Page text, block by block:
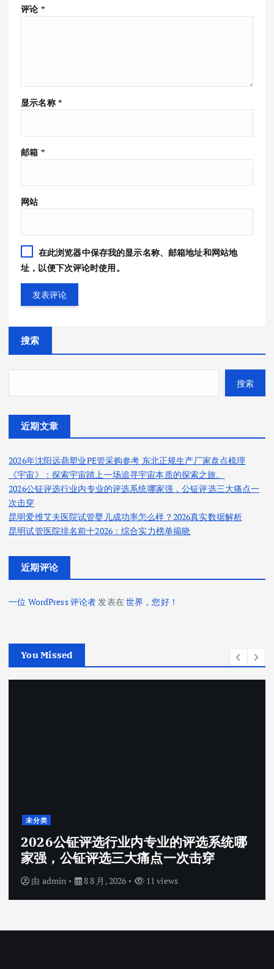
评论 *
显示名称 *
邮箱 *
网站
在此浏览器中保存我的显示名称、邮箱地址和网站地
址，以便下次评论时使用。
搜索
搜索
近期文章
2026年沈阳远鼎塑业PE管采购参考 东北正规生产厂家盘点梳理
《宇宙》：探索宇宙踏上一场追寻宇宙本质的探索之旅。
2026公钲评选行业内专业的评选系统哪家强，公钲评选三大痛点一
次击穿
昆明爱维艾夫医院试管婴儿成功率怎么样？2026真实数据解析
昆明试管医院排名前十2026：综合实力榜单揭晓
近期评论
一位 WordPress 评论者发表在世界，您好！
You Missed
昆明爱维艾夫医院试管婴儿成功率怎么
样？2026真实数据解析
由 admin 8 8 月, 2026 7 views